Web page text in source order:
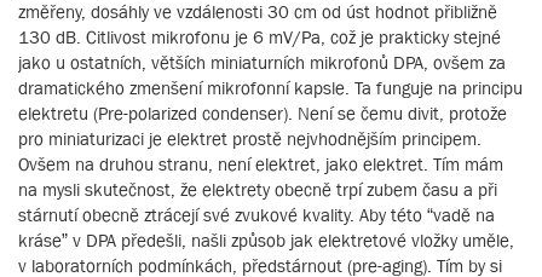
změřeny, dosáhly ve vzdálenosti 30 cm od úst hodnot přibližně
130 dB. Citlivost mikrofonu je 6 mV/Pa, což je prakticky stejné
jako u ostatních, větších miniaturních mikrofonů DPA, ovšem za
dramatického zmenšení mikrofonní kapsle. Ta funguje na principu
elektretu (Pre-polarized condenser). Není se čemu divit, protože
pro miniaturizaci je elektret prostě nejvhodnějším principem.
Ovšem na druhou stranu, není elektret, jako elektret. Tím mám
na mysli skutečnost, že elektrety obecně trpí zubem času a při
stárnutí obecně ztrácejí své zvukové kvality. Aby této “vadě na
kráse” v DPA předešli, našli způsob jak elektretové vložky uměle,
v laboratorních podmínkách, předstárnout (pre-aging). Tím by si